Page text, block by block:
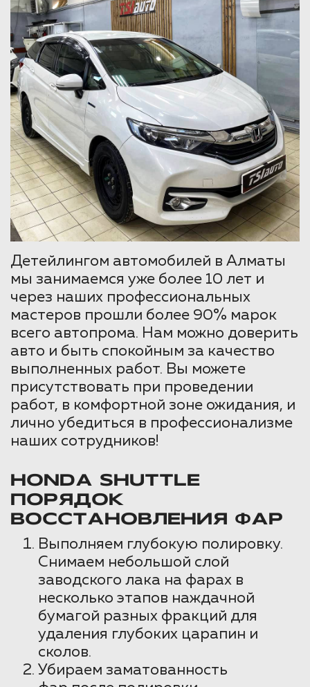
Детейлингом автомобилей в Алматы
мы занимаемся уже более 10 лет и
через наших профессиональных
мастеров прошли более 90% марок
всего автопрома. Нам можно доверить
авто и быть спокойным за качество
выполненных работ. Вы можете
присутствовать при проведении
работ, в комфортной зоне ожидания, и
лично убедиться в профессионализме
наших сотрудников!
HONDA SHUTTLE
ПОРЯДОК
ВОССТАНОВЛЕНИЯ ФАР
Выполняем глубокую полировку.
Снимаем небольшой слой
заводского лака на фарах в
несколько этапов наждачной
бумагой разных фракций для
удаления глубоких царапин и
сколов.
Убираем заматованность